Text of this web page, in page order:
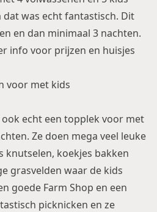
dat was echt fantastisch. Dit
en dan minimaal 3 nachten.
info voor prijzen en huisjes
echt een topplek voor met
Ze doen mega veel leuke
knutselen, koekjes bakken
grasvelden waar de kids
goede Farm Shop en een
picknicken en ze